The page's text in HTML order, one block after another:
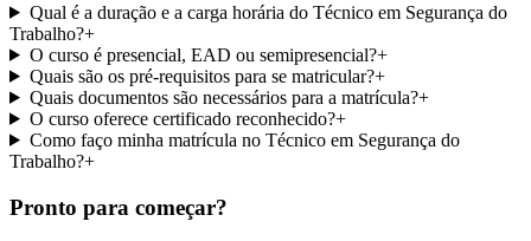
Qual é a duração e a carga horária do Técnico em Segurança do
Trabalho?+
O curso é presencial, EAD ou semipresencial?+
Quais são os pré-requisitos para se matricular?+
Quais documentos são necessários para a matrícula?+
O curso oferece certificado reconhecido?+
Como faço minha matrícula no Técnico em Segurança do
Trabalho?+
Pronto para começar?